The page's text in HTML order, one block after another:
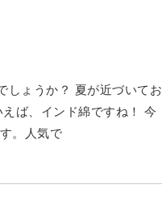
しょうか？ 夏が近づいてお
ば、インド綿ですね！ 今
。人気で